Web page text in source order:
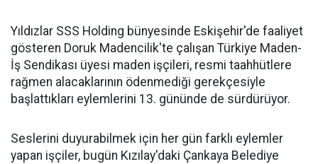
Yıldızlar SSS Holding bünyesinde Eskişehir'de faaliyet
gösteren Doruk Madencilik'te çalışan Türkiye Maden-
İş Sendikası üyesi maden işçileri, resmi taahhütlere
rağmen alacaklarının ödenmediği gerekçesiyle
başlattıkları eylemlerini 13. gününde de sürdürüyor.
Seslerini duyurabilmek için her gün farklı eylemler
yapan işçiler, bugün Kızılay'daki Çankaya Belediye